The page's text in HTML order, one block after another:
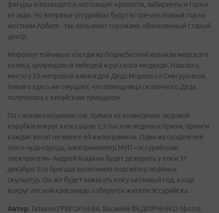
фигуры и возводятся настоящие крепости, лабиринты и горки
из льда. Но впервые уссурийцы будут встречать Новый год на
местном Арбате - так называют горожане обновленный старый
центр.
Морозоустойчивые соседи из Поднебесной изваяли морского
котика, целующихся лебедей и русского медведя. Нашлось
место у 22-метровой елки и для Деда Мороза со Снегурочкой.
Никого здесь не смущает, что помощница сказочного Деда
получилась с китайским прищуром.
По словам специалистов, только на возведение ледовой
коробки вокруг катка ушло 2,5 тысячи ледяных призм, причем
каждая весит не менее 60 килограммов. Один из создателей
этого чуда-города, электромонтер МУП «Уссурийские
электросети» Андрей Кошкин будет дежурить у елки 31
декабря. Его бригада выполнила подсветку ледяных
скульптур. Он же будет зажигать елку на Новый год, когда
вокруг лесной красавицы соберутся жители Уссурийска.
Автор:Татьяна ГРИГОРЬЕВА, Василий ФЕДОРЧЕНКО (фото),